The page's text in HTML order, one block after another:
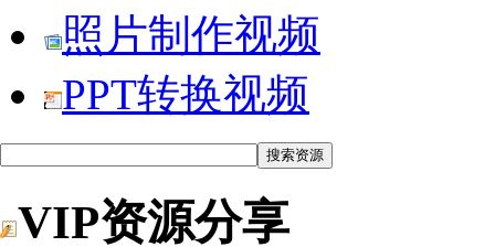
照片制作视频
PPT转换视频
VIP资源分享